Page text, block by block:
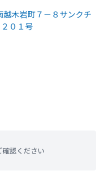
越木岩町７－８サンクチ
０１号
認ください